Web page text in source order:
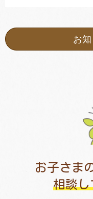
お
お子さま
相談し